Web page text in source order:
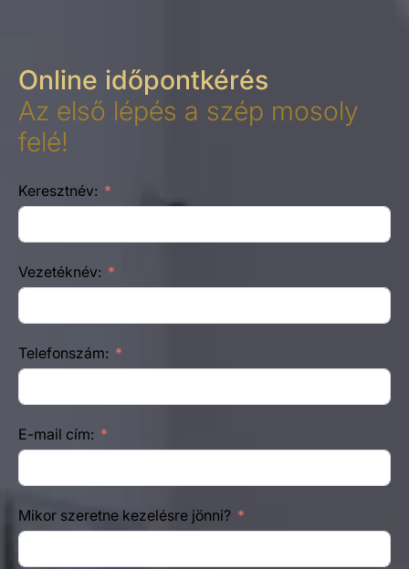
Online időpontkérés
Az első lépés a szép mosoly
felé!
Keresztnév:
Vezetéknév:
Telefonszám:
E-mail cím:
Mikor szeretne kezelésre jönni?